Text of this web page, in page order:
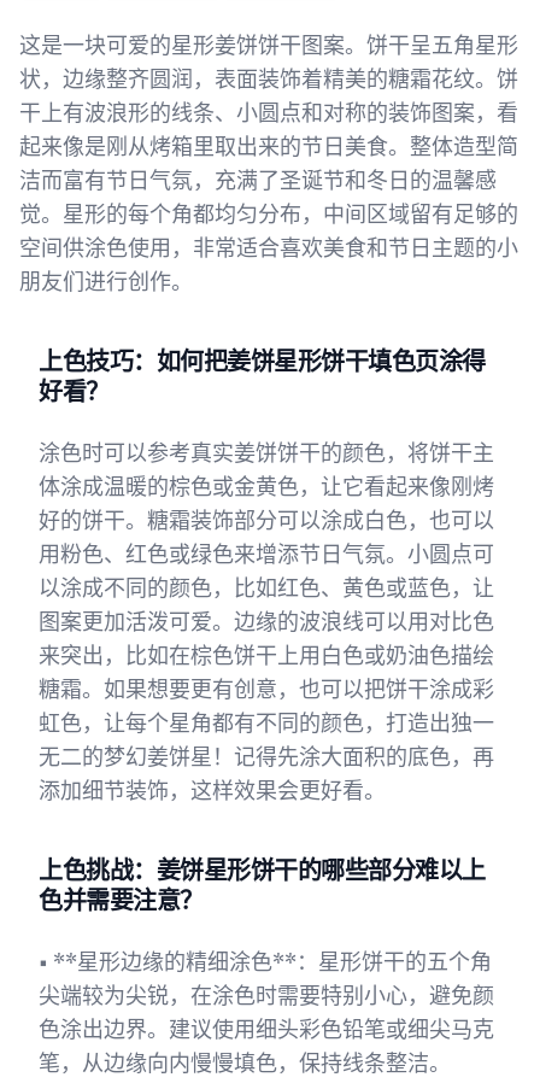
这是一块可爱的星形姜饼饼干图案。饼干呈五角星形
状，边缘整齐圆润，表面装饰着精美的糖霜花纹。饼
干上有波浪形的线条、小圆点和对称的装饰图案，看
起来像是刚从烤箱里取出来的节日美食。整体造型简
洁而富有节日气氛，充满了圣诞节和冬日的温馨感
觉。星形的每个角都均匀分布，中间区域留有足够的
空间供涂色使用，非常适合喜欢美食和节日主题的小
朋友们进行创作。
上色技巧：如何把姜饼星形饼干填色页涂得
好看？
涂色时可以参考真实姜饼饼干的颜色，将饼干主
体涂成温暖的棕色或金黄色，让它看起来像刚烤
好的饼干。糖霜装饰部分可以涂成白色，也可以
用粉色、红色或绿色来增添节日气氛。小圆点可
以涂成不同的颜色，比如红色、黄色或蓝色，让
图案更加活泼可爱。边缘的波浪线可以用对比色
来突出，比如在棕色饼干上用白色或奶油色描绘
糖霜。如果想要更有创意，也可以把饼干涂成彩
虹色，让每个星角都有不同的颜色，打造出独一
无二的梦幻姜饼星！记得先涂大面积的底色，再
添加细节装饰，这样效果会更好看。
上色挑战：姜饼星形饼干的哪些部分难以上
色并需要注意？
• **星形边缘的精细涂色**：星形饼干的五个角
尖端较为尖锐，在涂色时需要特别小心，避免颜
色涂出边界。建议使用细头彩色铅笔或细尖马克
笔，从边缘向内慢慢填色，保持线条整洁。